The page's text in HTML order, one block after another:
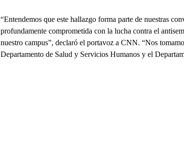
“Entendemos que este hallazgo forma parte de nuestras
profundamente comprometida con la lucha contra el
nuestro campus”, declaró el portavoz a CNN. “Nos
Departamento de Salud y Servicios Humanos y el